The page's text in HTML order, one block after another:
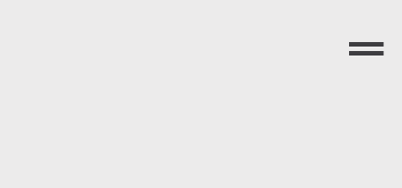
Menü